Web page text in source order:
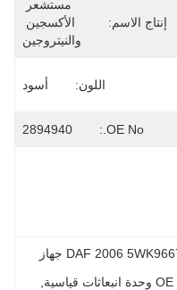
إنتاج الاسم:
والنيتروجين
اللون: أسود
OE No.:
2894940